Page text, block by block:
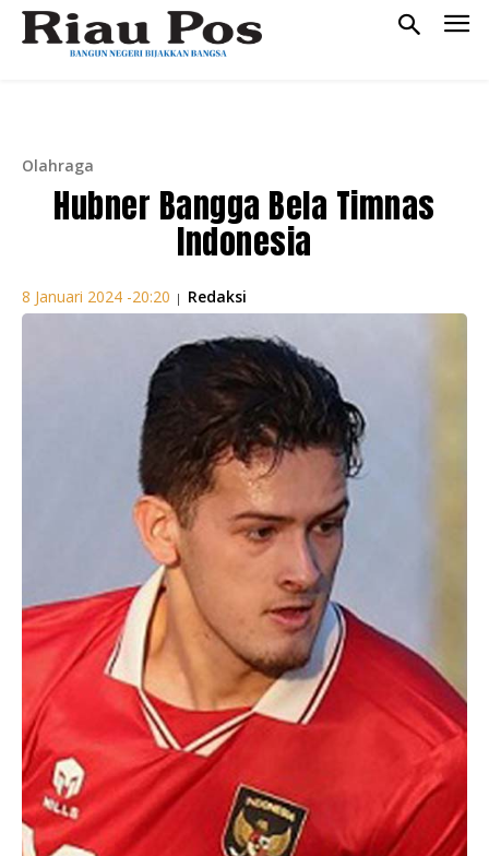
Olahraga
Hubner Bangga Bela Timnas
Indonesia
8 Januari 2024 -20:20 | Redaksi